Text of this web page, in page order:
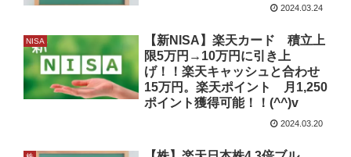
2024.03.24
NISA
【新NISA】楽天カード 積立上
限5万円→10万円に引き上
げ！！楽天キャッシュと合わせ
15万円。楽天ポイント 月1,250
ポイント獲得可能！！(^^)v
2024.03.20